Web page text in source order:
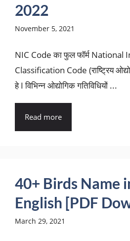
2022
November 5, 2021
NIC Code का फुल फॉर्म National
Classification Code (राष्ट्रिय
हे I विभिन्न ओद्योगिक गतिविधियों ...
Read more
40+ Birds Name
English [PDF
March 29, 2021